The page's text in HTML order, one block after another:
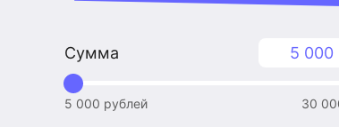
5 000
Сумма
5 000 рублей 30